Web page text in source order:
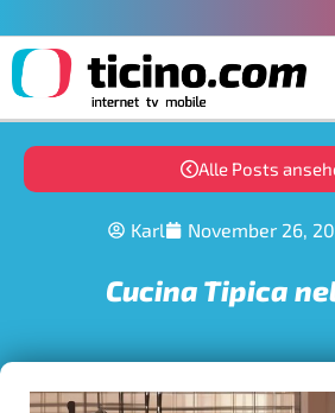
Alle Posts
Karl November 26,
Cucina Tipica